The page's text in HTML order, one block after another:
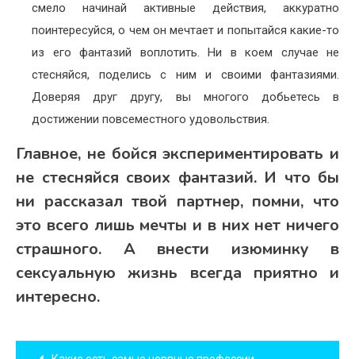
смело начинай активные действия, аккуратно
поинтересуйся, о чем он мечтает и попытайся какие-то
из его фантазий воплотить. Ни в коем случае не
стесняйся, поделись с ним и своими фантазиями.
Доверяя друг другу, вы многого добьетесь в
достижении повсеместного удовольствия.
Главное, не бойся экспериментировать и
не стесняйся своих фантазий. И что бы
ни рассказал твой партнер, помни, что
это всего лишь мечты и в них нет ничего
страшного. А внести изюминку в
сексуальную жизнь всегда приятно и
интересно.
Навигация